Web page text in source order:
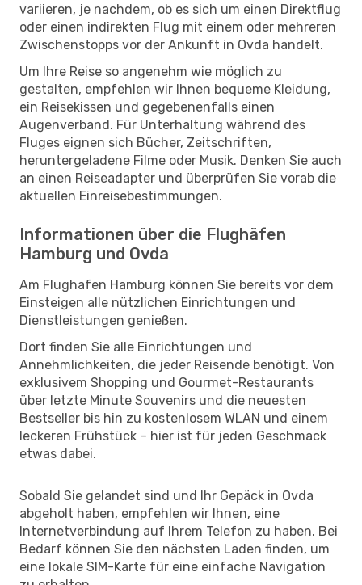
variieren, je nachdem, ob es sich um einen Direktflug
oder einen indirekten Flug mit einem oder mehreren
Zwischenstopps vor der Ankunft in Ovda handelt.
Um Ihre Reise so angenehm wie möglich zu
gestalten, empfehlen wir Ihnen bequeme Kleidung,
ein Reisekissen und gegebenenfalls einen
Augenverband. Für Unterhaltung während des
Fluges eignen sich Bücher, Zeitschriften,
heruntergeladene Filme oder Musik. Denken Sie auch
an einen Reiseadapter und überprüfen Sie vorab die
aktuellen Einreisebestimmungen.
Informationen über die Flughäfen
Hamburg und Ovda
Am Flughafen Hamburg können Sie bereits vor dem
Einsteigen alle nützlichen Einrichtungen und
Dienstleistungen genießen.
Dort finden Sie alle Einrichtungen und
Annehmlichkeiten, die jeder Reisende benötigt. Von
exklusivem Shopping und Gourmet-Restaurants
über letzte Minute Souvenirs und die neuesten
Bestseller bis hin zu kostenlosem WLAN und einem
leckeren Frühstück – hier ist für jeden Geschmack
etwas dabei.
Sobald Sie gelandet sind und Ihr Gepäck in Ovda
abgeholt haben, empfehlen wir Ihnen, eine
Internetverbindung auf Ihrem Telefon zu haben. Bei
Bedarf können Sie den nächsten Laden finden, um
eine lokale SIM-Karte für eine einfache Navigation